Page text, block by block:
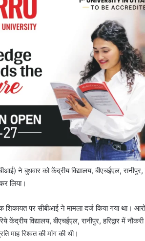
ने बुधवार को केंद्रीय विद्यालय, बीएचईएल,
लिया।
पर सीबीआई ने मामला दर्ज किया गया था।
केंद्रीय विद्यालय, बीएचईएल, रानीपुर, हरिद्वार में
माह रिश्वत की मांग की थी।